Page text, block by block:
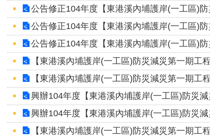
平
專
區
English
RSS
互
動
交
公告修正104年度【東港溪內埔護岸(一工區)防
公告修正104年度【東港溪內埔護岸(一工區)防
公告修正104年度【東港溪內埔護岸(一工區)防
【東港溪內埔護岸(一工區)防災減災第一期工程
【東港溪內埔護岸(一工區)防災減災第一期工程
興辦104年度【東港溪內埔護岸(一工區)防災減
興辦104年度【東港溪內埔護岸(一工區)防災減
【東港溪內埔護岸(一工區)防災減災第一期工